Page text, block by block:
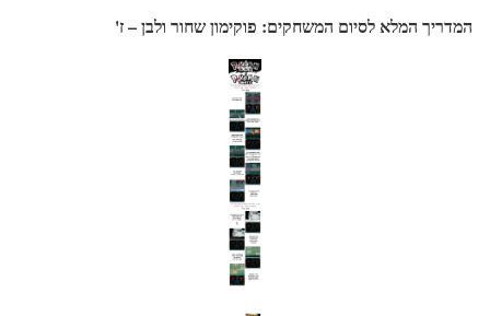
המדריך המלא לסיום המשחקים: פוקימון שחור ולבן – ז'